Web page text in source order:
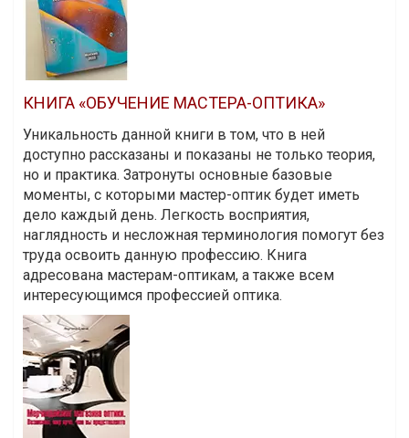
КНИГА «ОБУЧЕНИЕ МАСТЕРА-ОПТИКА»
Уникальность данной книги в том, что в ней
доступно рассказаны и показаны не только теория,
но и практика. Затронуты основные базовые
моменты, с которыми мастер-оптик будет иметь
дело каждый день. Легкость восприятия,
наглядность и несложная терминология помогут без
труда освоить данную профессию. Книга
адресована мастерам-оптикам, а также всем
интересующимся профессией оптика.